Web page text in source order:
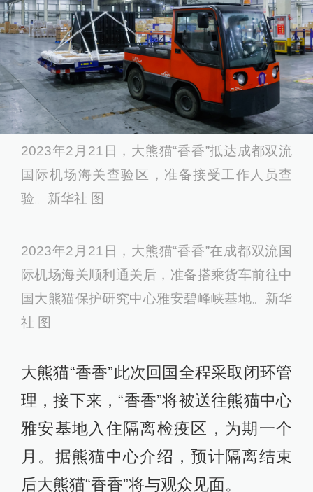
这是2月21日拍摄的顺利抵达成都双流国际机
场的大熊猫“香香”。新华社 图
国际机场海关查验区，准备接受工作人员查
验。新华社 图
2023年2月21日，大熊猫“香香”在成都双流国
际机场海关顺利通关后，准备搭乘货车前往中